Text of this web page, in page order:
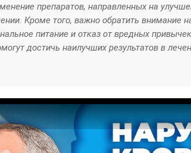
препаратов, направленных на
Кроме того, важно обратить внимание
питание и отказ от вредных
достичь наилучших результатов в